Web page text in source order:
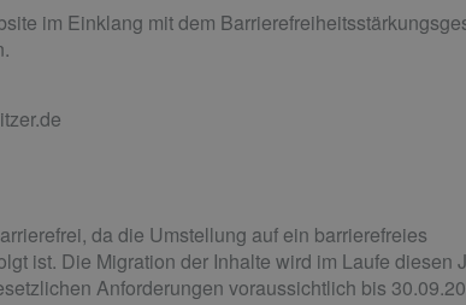
im Einklang mit dem
da die Umstellung auf ein barrierefreies
ist. Die Migration der Inhalte wird im Laufe diesen
Anforderungen voraussichtlich bis